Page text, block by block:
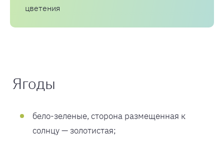
цветения
Ягоды
бело-зеленые, сторона размещенная к
солнцу — золотистая;